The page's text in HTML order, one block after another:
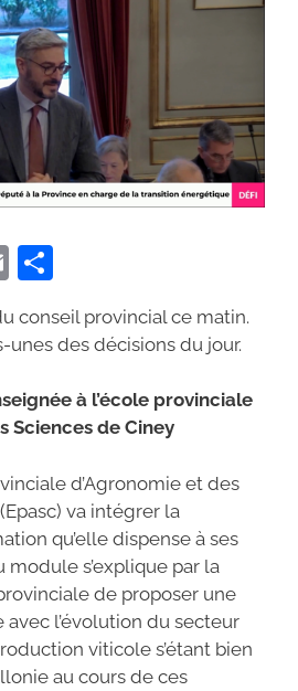
E
ai ta
er
conseil provincial ce matin.
unes des décisions du jour.
à l’école provinciale
Sciences de Ciney
d’Agronomie et des
va intégrer la
qu’elle dispense à ses
module s’explique par la
de proposer une
l’évolution du secteur
viticole s’étant bien
au cours de ces